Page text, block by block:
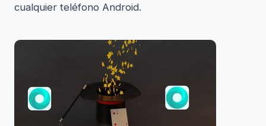
cualquier teléfono Android.